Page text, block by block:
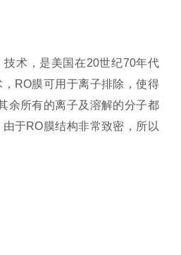
技术，是美国在20世纪70年代
RO膜可用于离子排除，使得
余所有的离子及溶解的分子都
于RO膜结构非常致密，所以